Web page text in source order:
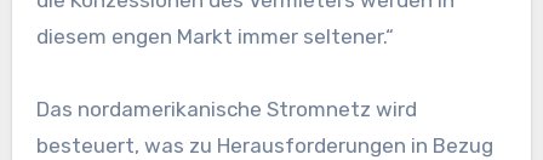
diesem engen Markt immer seltener.“
Das nordamerikanische Stromnetz wird
besteuert, was zu Herausforderungen in Bezug